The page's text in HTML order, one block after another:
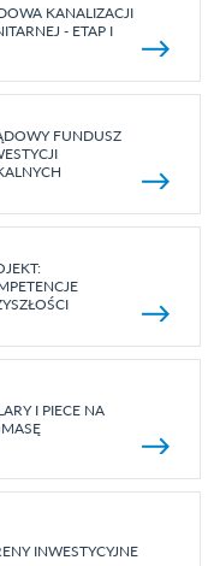
KANALIZACJI
- ETAP I
FUNDUSZ
I PIECE NA
INWESTYCYJNE